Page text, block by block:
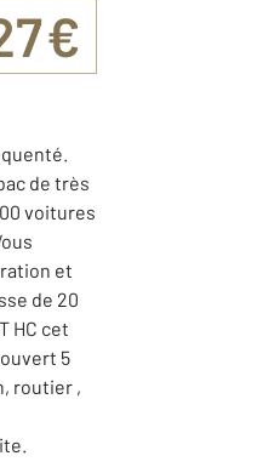
€
de très
voitures
et
de 20
HC cet
5
routier ,